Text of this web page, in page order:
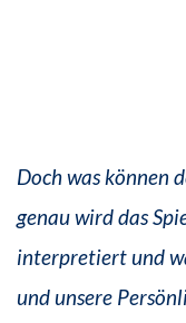
Doch was können
genau wird das
interpretiert und
und unsere